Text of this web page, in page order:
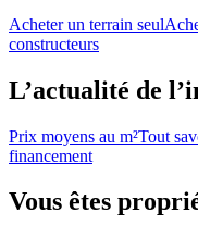
Acheter un terrain seul
constructeurs
L’actualité de
Prix moyens au m²Tout
financement
Vous êtes